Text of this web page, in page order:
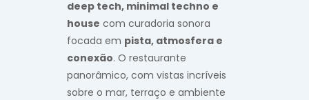
deep tech, minimal techno e
house com curadoria sonora
focada em pista, atmosfera e
conexão. O restaurante
panorâmico, com vistas incríveis
sobre o mar, terraço e ambiente